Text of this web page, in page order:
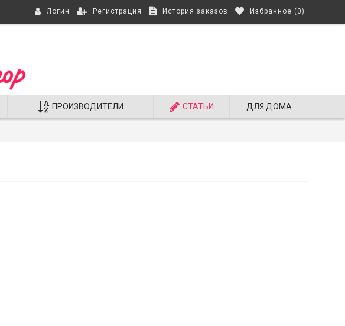
Логин Регистрация История заказов Избранное (0)
ПРОИЗВОДИТЕЛИ СТАТЬИ ДЛЯ ДОМА